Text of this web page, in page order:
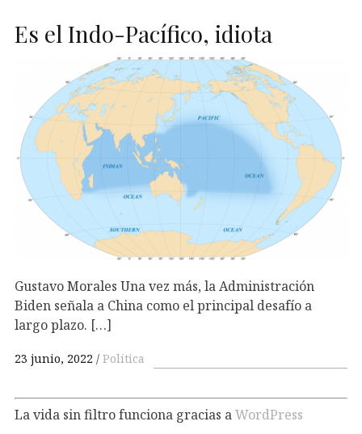
Es el Indo-Pacífico, idiota
Gustavo Morales Una vez más, la Administración
Biden señala a China como el principal desafío a
largo plazo. […]
23 junio, 2022 Política
La vida sin filtro funciona gracias a WordPress